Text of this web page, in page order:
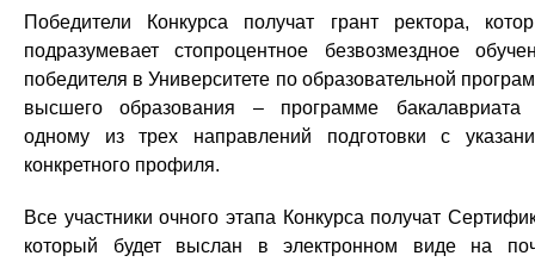
Победители Конкурса получат грант ректора,
подразумевает стопроцентное безвозмездное
победителя в Университете по образовательной
высшего образования – программе бакалавриата
одному из трех направлений подготовки с
конкретного профиля.
Все участники очного этапа Конкурса получат
который будет выслан в электронном виде на